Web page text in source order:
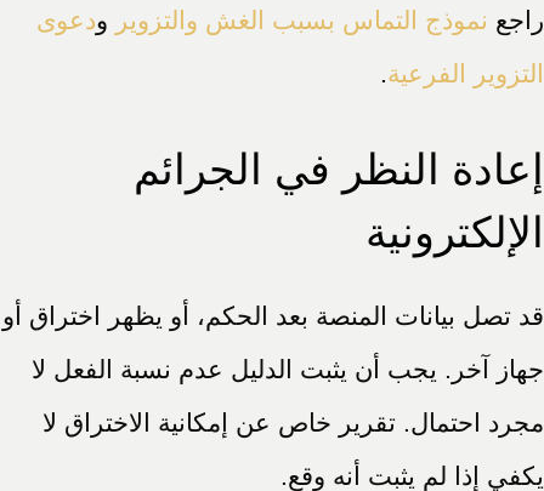
راجع نموذج التماس بسبب الغش والتزوير ودعوى
التزوير الفرعية.
إعادة النظر في الجرائم
الإلكترونية
قد تصل بيانات المنصة بعد الحكم، أو يظهر اختراق أو
جهاز آخر. يجب أن يثبت الدليل عدم نسبة الفعل لا
مجرد احتمال. تقرير خاص عن إمكانية الاختراق لا
يكفي إذا لم يثبت أنه وقع.